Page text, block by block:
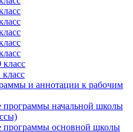
класс
класс
и аннотации к рабочим
программы начальной школы
программы основной школы